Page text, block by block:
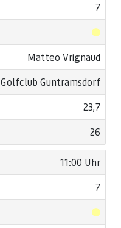
7
Matteo Vrignaud
Golfclub Guntramsdorf
23,7
26
11:00 Uhr
7